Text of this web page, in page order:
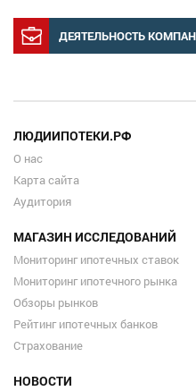
ДЕЯТЕЛЬНОСТЬ
ЛЮДИИПОТЕКИ.РФ
О нас
Карта сайта
Аудитория
МАГАЗИН ИССЛЕДОВАНИЙ
Мониторинг ипотечных ставок
Мониторинг ипотечного рынка
Обзоры рынков
Рейтинг ипотечных банков
Страхование
НОВОСТИ